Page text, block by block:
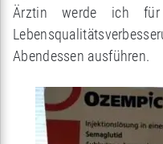
Ärztin werde ich für
Abendessen ausführen.